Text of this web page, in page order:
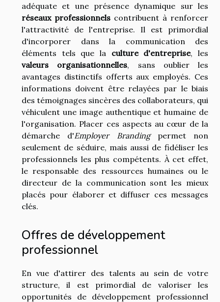
adéquate et une présence dynamique sur les
réseaux professionnels contribuent à renforcer
l'attractivité de l'entreprise. Il est primordial
d'incorporer dans la communication des
éléments tels que la culture d'entreprise, les
valeurs organisationnelles, sans oublier les
avantages distinctifs offerts aux employés. Ces
informations doivent être relayées par le biais
des témoignages sincères des collaborateurs, qui
véhiculent une image authentique et humaine de
l'organisation. Placer ces aspects au cœur de la
démarche d'Employer Brandingpermet non
seulement de séduire, mais aussi de fidéliser les
professionnels les plus compétents. À cet effet,
le responsable des ressources humaines ou le
directeur de la communication sont les mieux
placés pour élaborer et diffuser ces messages
clés.
Offres de développement
professionnel
En vue d'attirer des talents au sein de votre
structure, il est primordial de valoriser les
opportunités de développement professionnel